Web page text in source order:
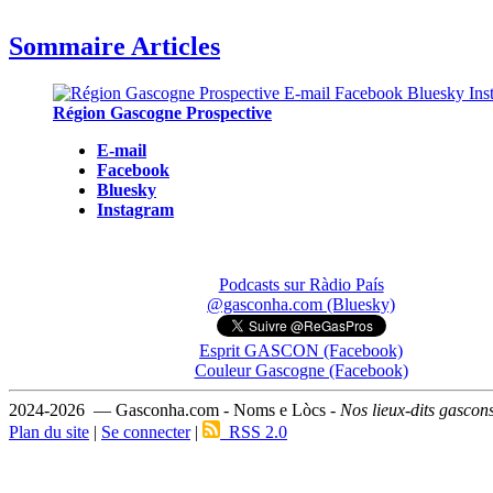
Sommaire Articles
Région Gascogne Prospective
E-mail
Facebook
Bluesky
Instagram
Podcasts sur Ràdio País
@gasconha.com (Bluesky)
Esprit GASCON (Facebook)
Couleur Gascogne (Facebook)
2024-2026 — Gasconha.com - Noms e Lòcs - Nos lieux-dits
Plan du site | Se connecter| RSS 2.0